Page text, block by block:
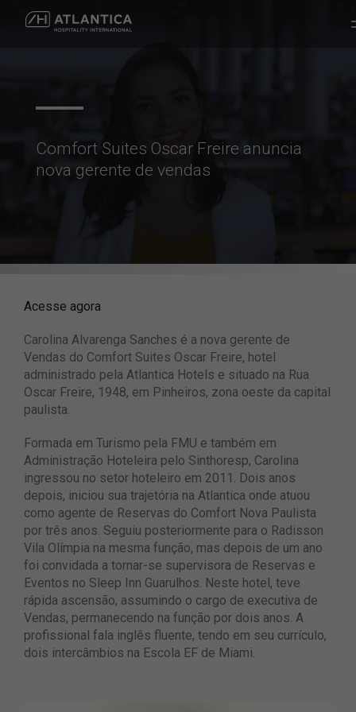
Comfort Suites Oscar Freire anuncia
nova gerente de vendas
Acesse agora
Carolina Alvarenga Sanches é a nova gerente de
Vendas do Comfort Suites Oscar Freire, hotel
administrado pela Atlantica Hotels e situado na Rua
Oscar Freire, 1948, em Pinheiros, zona oeste da capital
paulista.
Formada em Turismo pela FMU e também em
Administração Hoteleira pelo Sinthoresp, Carolina
ingressou no setor hoteleiro em 2011. Dois anos
depois, iniciou sua trajetória na Atlantica onde atuou
como agente de Reservas do Comfort Nova Paulista
por três anos. Seguiu posteriormente para o Radisson
Vila Olímpia na mesma função, mas depois de um ano
foi convidada a tornar-se supervisora de Reservas e
Eventos no Sleep Inn Guarulhos. Neste hotel, teve
rápida ascensão, assumindo o cargo de executiva de
Vendas, permanecendo na função por dois anos. A
profissional fala inglês fluente, tendo em seu currículo,
dois intercâmbios na Escola EF de Miami.